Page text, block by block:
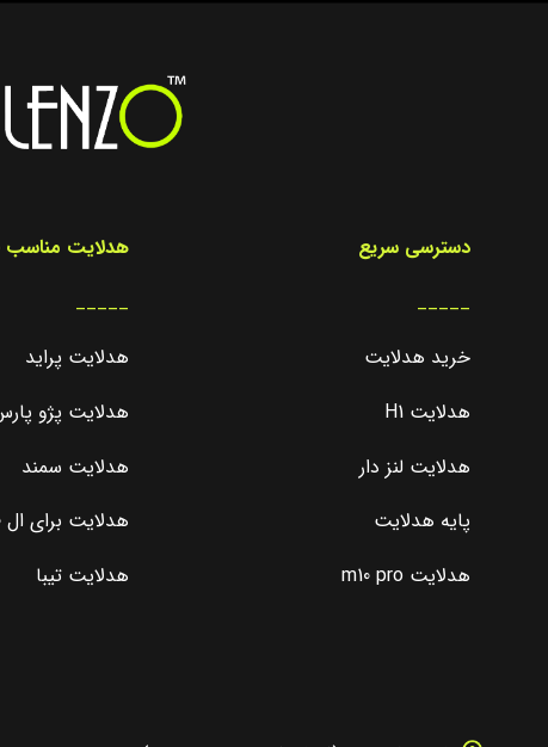
دسترسی سریع
_____
خرید هدلایت
هدلایت H1
هدلایت لنز دار
پایه هدلایت
هدلایت m10 pro
هدلایت مناسب
_____
هدلایت پراید
هدلایت پژو
هدلایت سمند
هدلایت برای ال 90
هدلایت تیبا